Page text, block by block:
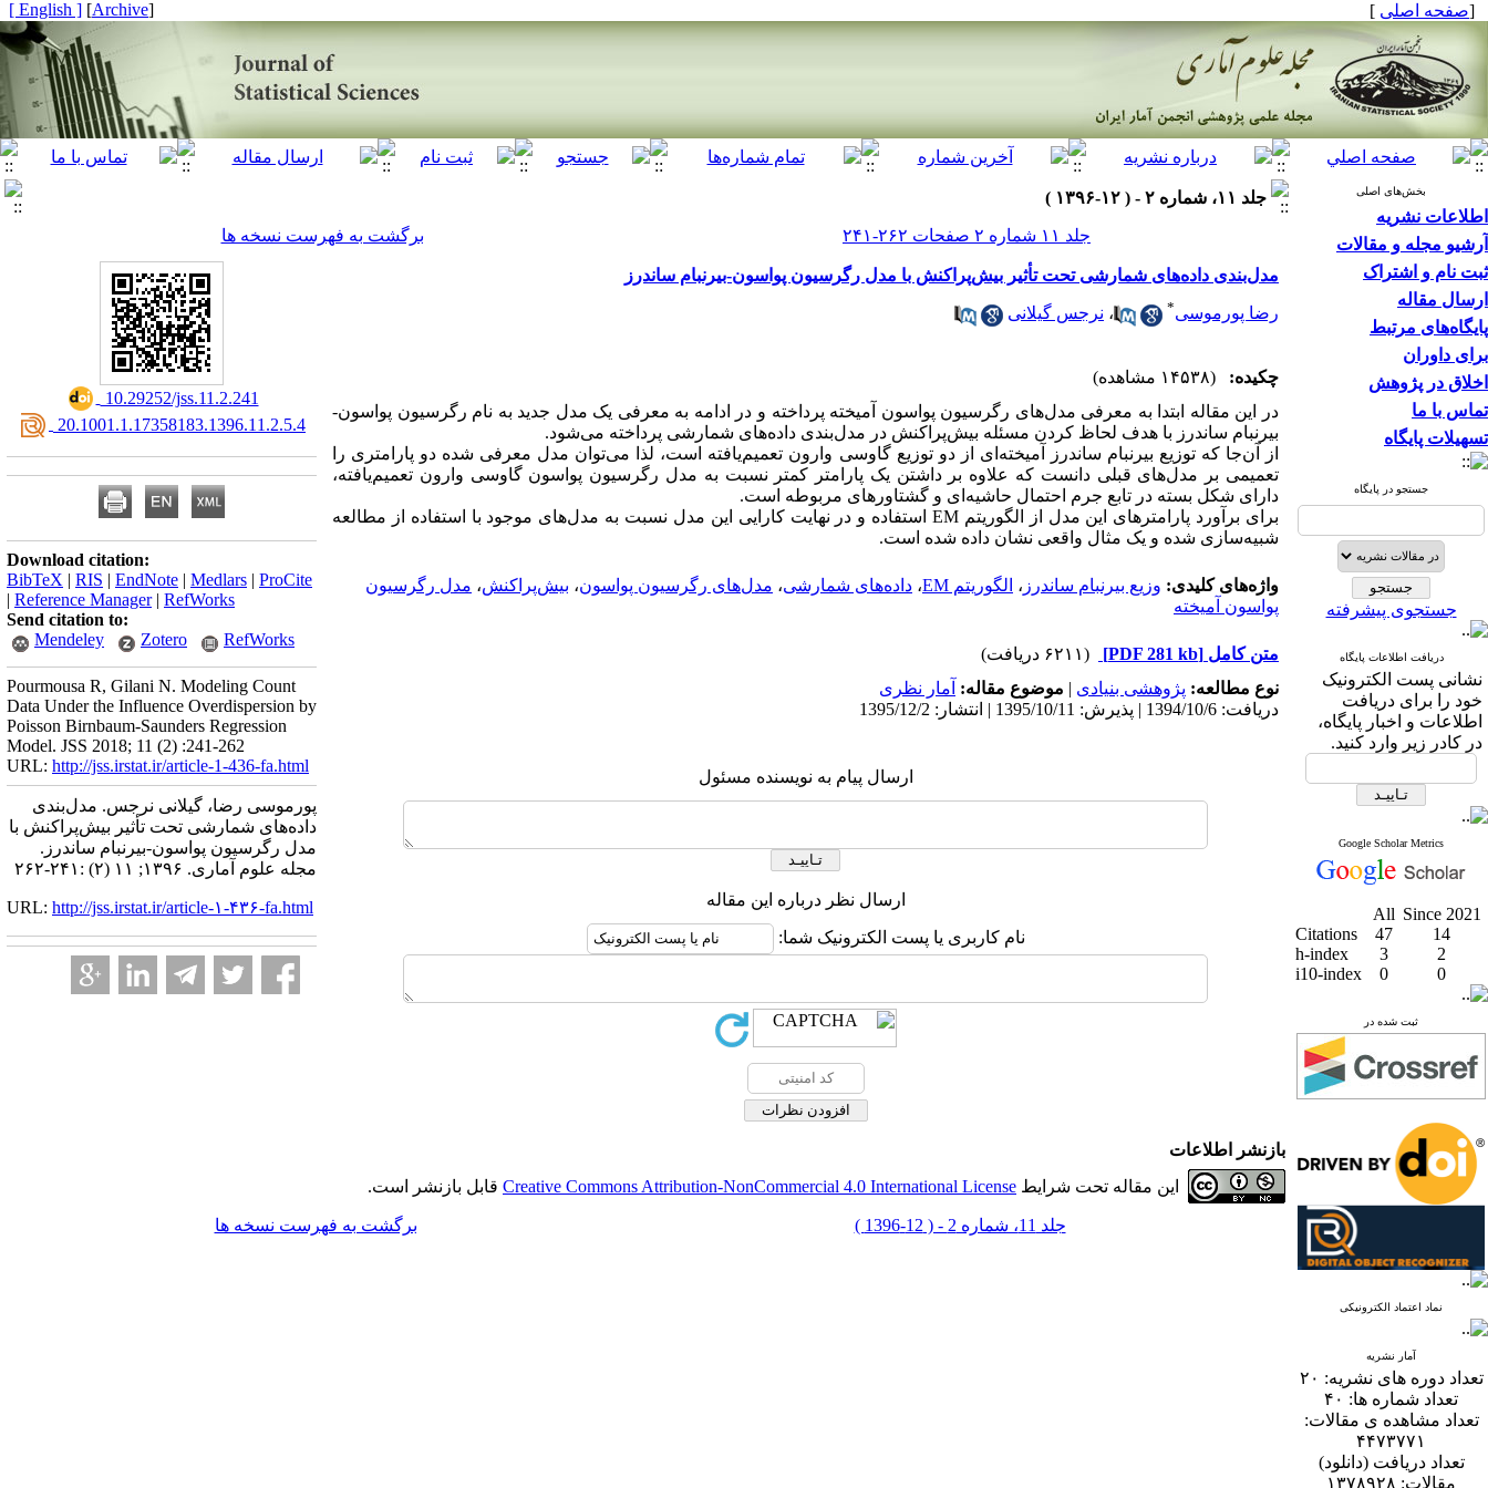
[صفحه اصلی ]
[
Archive
]
[ English ]
بخش‌های اصلی
اطلاعات نشریه
آرشیو مجله و مقالات
ثبت نام و اشتراک
ارسال مقاله
پایگاه‌های مرتبط
برای داوران
اخلاق در پژوهش
تماس با ما
تسهیلات پایگاه
جستجو در پایگاه
جستجوی پیشرفته
دریافت اطلاعات پایگاه
نشانی پست الکترونیک
خود را برای دریافت
اطلاعات و اخبار پایگاه،
در کادر زیر وارد کنید.
Google Scholar Metrics
All Since 2021
Citations
47
14
h-index
3
2
i10-index
0 0
ثبت شده در
نماد اعتماد الکترونیکی
آمار نشریه
تعداد دوره های نشریه: ۲۰
تعداد شماره ها: ۴۰
تعداد مشاهده ی مقالات:
۴۴۷۳۷۷۱
تعداد دریافت (دانلود)
مقالات: ۱۳۷۸۹۲۸
جلد ۱۱، شماره ۲ - ( ۱۲-۱۳۹۶ )
جلد ۱۱ شماره ۲ صفحات ۲۶۲-۲۴۱
برگشت به فهرست نسخه ها
مدل‌بندی داده‌های شمارشی تحت تأثیر بیش‌پراکنش با مدل رگرسیون پواسون-بیرنبام ساندرز
رضا پورموسی* ، نرجس گیلانی
چکیده:
(۱۴۵۳۸ مشاهده)
در این مقاله ابتدا به معرفی مدل‌های رگرسیون پواسون آمیخته پرداخته و در ادامه به معرفی یک مدل جدید به نام رگرسیون پواسون-
بیرنبام ساندرز با هدف لحاظ کردن مسئله بیش‌پراکنش در مدل‌بندی داده‌های شمارشی پرداخته می‌شود.
از آن‌جا که توزیع بیرنبام ساندرز آمیخته‌ای از دو توزیع گاوسی وارون تعمیم‌یافته است، لذا می‌توان مدل معرفی شده دو پارامتری را
تعمیمی بر مدل‌های قبلی دانست که علاوه بر داشتن یک پارامتر کمتر نسبت به مدل رگرسیون پواسون گاوسی وارون تعمیم‌یافته،
دارای شکل بسته در تابع جرم احتمال حاشیه‌ای و گشتاورهای مربوطه است.
برای برآورد پارامتر‌های این مدل از الگوریتم EM استفاده و در نهایت کارایی این مدل نسبت به مدل‌های موجود با استفاده از مطالعه
شبیه‌سازی شده و یک مثال واقعی نشان داده شده است.
واژه‌های کلیدی: وزیع بیرنبام ساندرز ، الگوریتم EM ، داده‌های شمارشی، مدل‌های رگرسیون پواسون، بیش‌پراکنش، مدل رگرسیون
پواسون آمیخته
متن کامل [PDF 281 kb]
(۶۲۱۱ دریافت)
نوع مطالعه: پژوهشی بنیادی | موضوع مقاله: آمار نظری
دریافت: 1394/10/6 | پذیرش: 1395/10/11 | انتشار: 1395/12/2
ارسال پیام به نویسنده مسئول
ارسال نظر درباره این مقاله
نام کاربری یا پست الکترونیک شما:
‎ 10.29252/jss.11.2.241
‎ 20.1001.1.17358183.1396.11.2.5.4
Download citation:
BibTeX | RIS | EndNote | Medlars | ProCite
| Reference Manager| RefWorks
Send citation to:
Mendeley
Zotero RefWorks
Pourmousa R, Gilani N. Modeling Count
Data Under the Influence Overdispersion by
Poisson Birnbaum-Saunders Regression
Model. JSS 2018; 11 (2) :241-262
URL: http://jss.irstat.ir/article-1-436-fa.html
پورموسی رضا، گیلانی نرجس. مدل‌بندی
داده‌های شمارشی تحت تأثیر بیش‌پراکنش با
مدل رگرسیون پواسون-بیرنبام ساندرز.
مجله علوم آماری. ۱۳۹۶; ۱۱ (۲) :۲۴۱-۲۶۲
URL: http://jss.irstat.ir/article-۱-۴۳۶-fa.html
بازنشر اطلاعات
این مقاله تحت شرایط Creative Commons Attribution-NonCommercial 4.0 International License قابل بازنشر است.
جلد 11، شماره 2 - ( 12-1396 ) برگشت به فهرست نسخه ها